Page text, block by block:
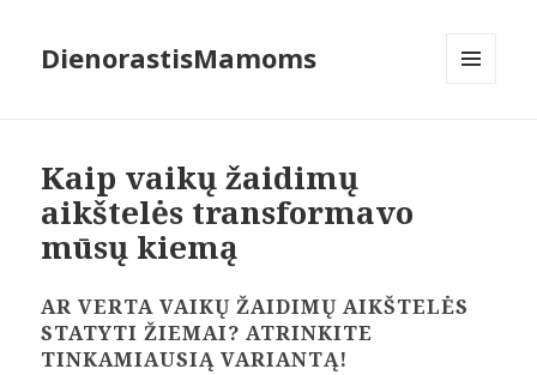
DienorastisMamoms
Kaip vaikų žaidimų
aikštelės transformavo
mūsų kiemą
AR VERTA VAIKŲ ŽAIDIMŲ AIKŠTELĖS
STATYTI ŽIEMAI? ATRINKITE
TINKAMIAUSIĄ VARIANTĄ!